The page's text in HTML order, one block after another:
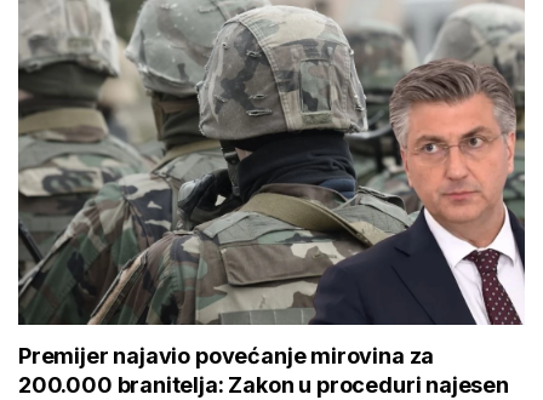
Premijer najavio povećanje mirovina za
200.000 branitelja: Zakon u proceduri najesen